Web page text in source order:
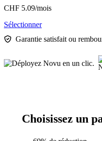
CHF 5.09/mois
Sélectionner
Garantie satisfait ou
Choisissez un